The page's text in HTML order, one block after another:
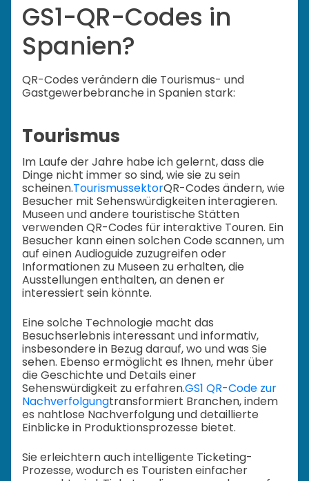
GS1-QR-Codes in
Spanien?
QR-Codes verändern die Tourismus- und
Gastgewerbebranche in Spanien stark:
Tourismus
Im Laufe der Jahre habe ich gelernt, dass die
Dinge nicht immer so sind, wie sie zu sein
scheinen.TourismussektorQR-Codes ändern, wie
Besucher mit Sehenswürdigkeiten interagieren.
Museen und andere touristische Stätten
verwenden QR-Codes für interaktive Touren. Ein
Besucher kann einen solchen Code scannen, um
auf einen Audioguide zuzugreifen oder
Informationen zu Museen zu erhalten, die
Ausstellungen enthalten, an denen er
interessiert sein könnte.
Eine solche Technologie macht das
Besuchserlebnis interessant und informativ,
insbesondere in Bezug darauf, wo und was Sie
sehen. Ebenso ermöglicht es Ihnen, mehr über
die Geschichte und Details einer
Sehenswürdigkeit zu erfahren.GS1 QR-Code zur
Nachverfolgungtransformiert Branchen, indem
es nahtlose Nachverfolgung und detaillierte
Einblicke in Produktionsprozesse bietet.
Sie erleichtern auch intelligente Ticketing-
Prozesse, wodurch es Touristen einfacher